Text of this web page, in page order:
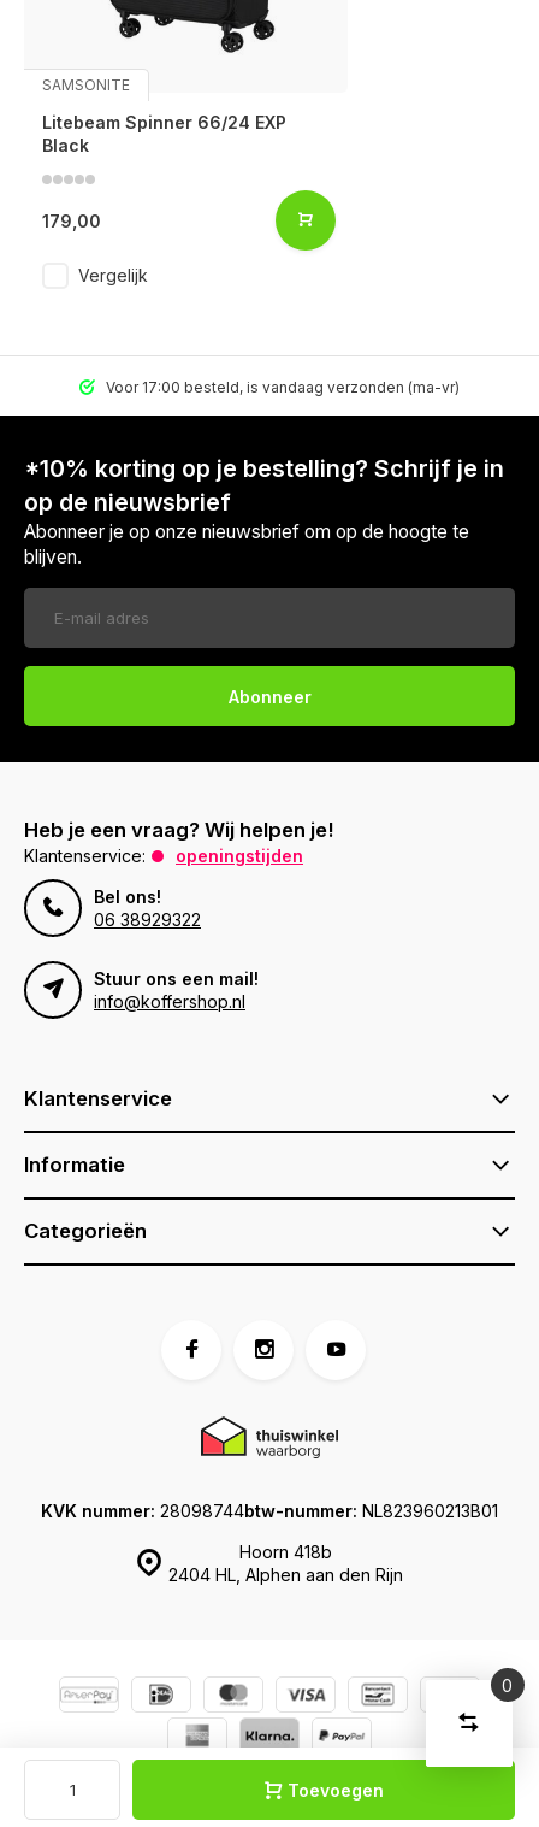
Toevoegen
SAMSONITE
Litebeam Spinner 66/24 EXP
Black
179,00
Vergelijk
Voor 17:00 besteld, is vandaag verzonden (ma-vr)
*10% korting op je bestelling? Schrijf je in
op de nieuwsbrief
Abonneer je op onze nieuwsbrief om op de hoogte te
blijven.
Abonneer
Heb je een vraag? Wij helpen je!
Klantenservice:
openingstijden
Bel ons!
06 38929322
Stuur ons een mail!
info@koffershop.nl
Klantenservice
Informatie
Categorieën
Hoorn 418b
2404 HL, Alphen aan den Rijn
KVK nummer: 28098744btw-nummer: NL823960213B01
0
Vergelijk
Verwijder
U
Start